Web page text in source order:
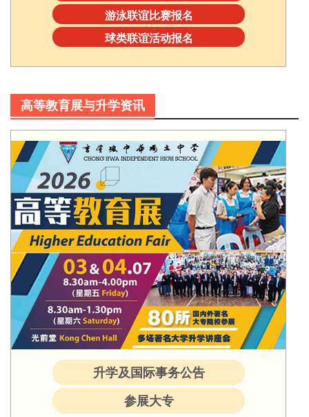
游泳联谊比赛报名
球类联谊活动报名
高等教育展与升学资讯
升学及国际事务公告
参展大专